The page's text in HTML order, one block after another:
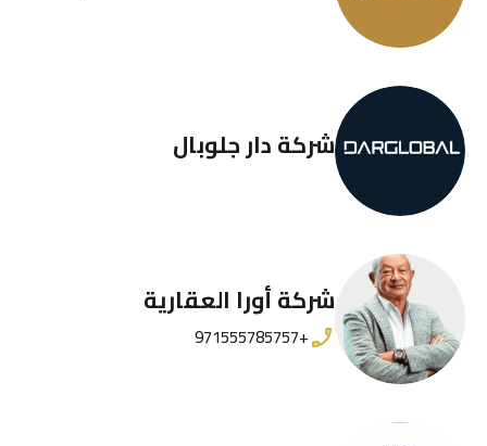
شركة دار جلوبال
شركة أورا العقارية
+971555785757